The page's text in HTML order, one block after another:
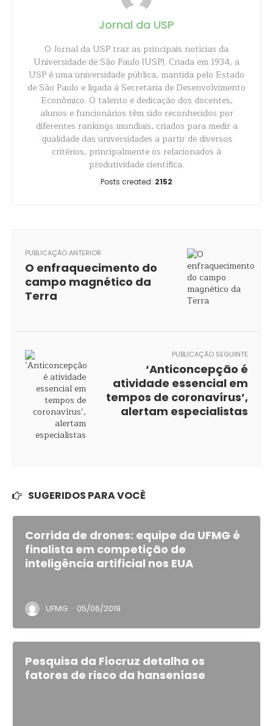
Jornal da USP
O Jornal da USP traz as principais notícias da
Universidade de São Paulo (USP). Criada em 1934, a
USP é uma universidade pública, mantida pelo Estado
de São Paulo e ligada à Secretaria de Desenvolvimento
Econômico. O talento e dedicação dos docentes,
alunos e funcionários têm sido reconhecidos por
diferentes rankings mundiais, criados para medir a
qualidade das universidades a partir de diversos
critérios, principalmente os relacionados à
produtividade científica.
Posts created: 2152
PUBLICAÇÃO ANTERIOR
O enfraquecimento do
campo magnético da
Terra
PUBLICAÇÃO SEGUINTE
‘Anticoncepção é
atividade essencial em
tempos de coronavírus’,
alertam especialistas
SUGERIDOS PARA VOCÊ
Corrida de drones: equipe da UFMG é
finalista em competição de
inteligência artificial nos EUA
UFMG · 05/06/2019
Pesquisa da Fiocruz detalha os
fatores de risco da hanseníase